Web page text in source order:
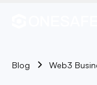
Blog Web3